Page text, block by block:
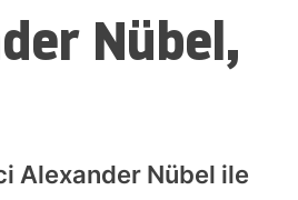
Nübel,
Alexander Nübel ile